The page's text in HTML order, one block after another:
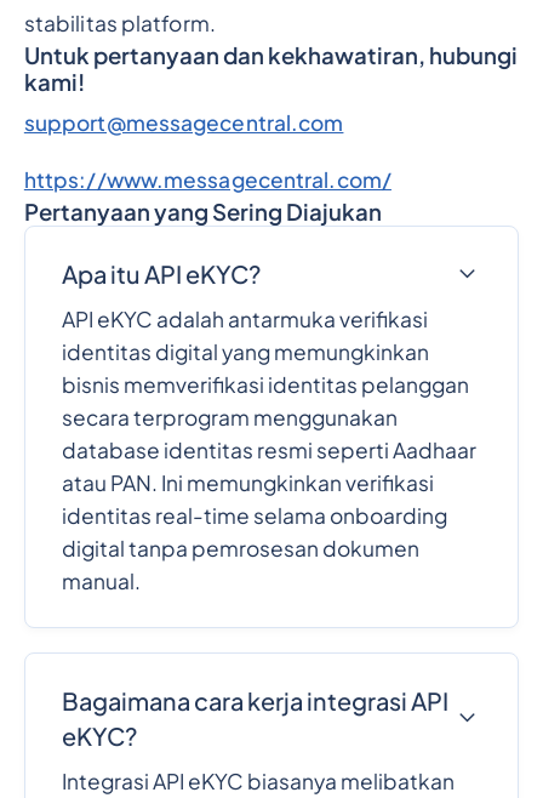
stabilitas platform.
Untuk pertanyaan dan kekhawatiran, hubungi
kami!
support@messagecentral.com
https://www.messagecentral.com/
Pertanyaan yang Sering Diajukan
Apa itu API eKYC?
API eKYC adalah antarmuka verifikasi
identitas digital yang memungkinkan
bisnis memverifikasi identitas pelanggan
secara terprogram menggunakan
database identitas resmi seperti Aadhaar
atau PAN. Ini memungkinkan verifikasi
identitas real-time selama onboarding
digital tanpa pemrosesan dokumen
manual.
Bagaimana cara kerja integrasi API
eKYC?
Integrasi API eKYC biasanya melibatkan